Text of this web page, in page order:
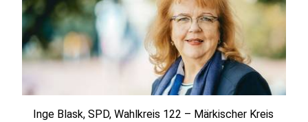
Inge Blask, SPD, Wahlkreis 122 – Märkischer Kreis